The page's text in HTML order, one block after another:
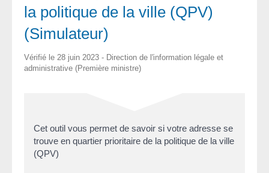
la politique de la ville (QPV)
(Simulateur)
Vérifié le 28 juin 2023 - Direction de l'information légale et
administrative (Première ministre)
Cet outil vous permet de savoir si votre adresse se
trouve en quartier prioritaire de la politique de la ville
(QPV)